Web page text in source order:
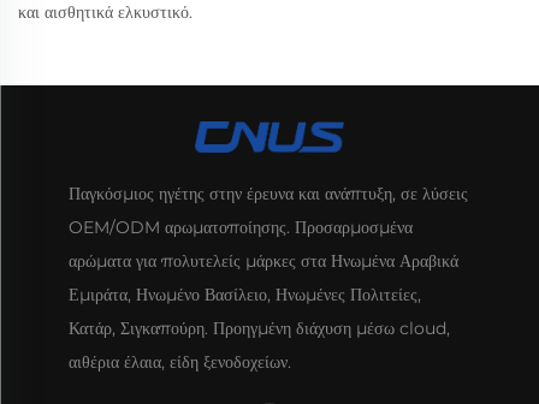
και αισθητικά ελκυστικό.
Παγκόσμιος ηγέτης στην έρευνα και ανάπτυξη, σε λύσεις
OEM/ODM αρωματοποίησης. Προσαρμοσμένα
αρώματα για πολυτελείς μάρκες στα Ηνωμένα Αραβικά
Εμιράτα, Ηνωμένο Βασίλειο, Ηνωμένες Πολιτείες,
Κατάρ, Σιγκαπούρη. Προηγμένη διάχυση μέσω cloud,
αιθέρια έλαια, είδη ξενοδοχείων.